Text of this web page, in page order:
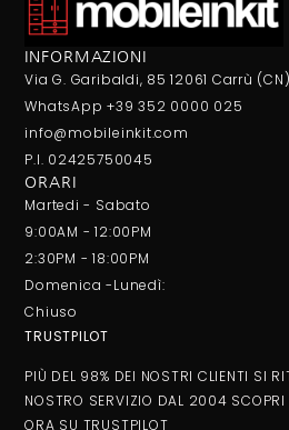
INFORMAZIONI
Via G. Garibaldi, 85 12061 Carrù
WhatsApp +39 352 0000 025
info@mobileinkit.com
P.I. 02425750045
ORARI
Martedi - Sabato
9:00AM - 12:00PM
2:30PM - 18:00PM
Domenica -Lunedì:
Chiuso
TRUSTPILOT
PIÙ DEL 98% DEI NOSTRI CLIENTI SI
NOSTRO SERVIZIO DAL 2004
ORA SU TRUSTPILOT